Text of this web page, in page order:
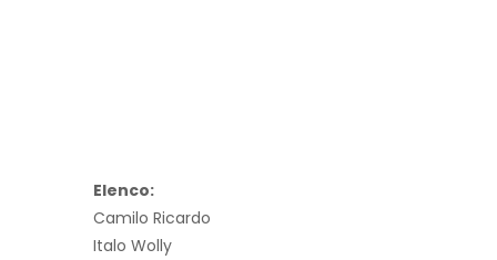
Elenco:
Camilo Ricardo
Italo Wolly